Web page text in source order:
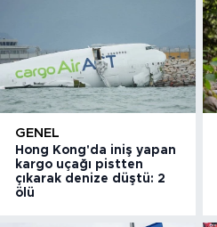
GENEL
Hong Kong'da iniş yapan
kargo uçağı pistten
çıkarak denize düştü: 2
ölü